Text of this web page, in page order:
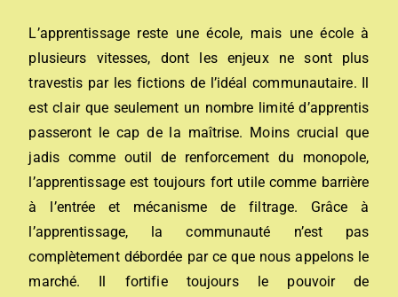
L’apprentissage reste une école, mais une école à
plusieurs vitesses, dont les enjeux ne sont plus
travestis par les fictions de l’idéal communautaire. Il
est clair que seulement un nombre limité d’apprentis
passeront le cap de la maîtrise. Moins crucial que
jadis comme outil de renforcement du monopole,
l’apprentissage est toujours fort utile comme barrière
à l’entrée et mécanisme de filtrage. Grâce à
l’apprentissage, la communauté n’est pas
complètement débordée par ce que nous appelons le
marché. Il fortifie toujours le pouvoir de